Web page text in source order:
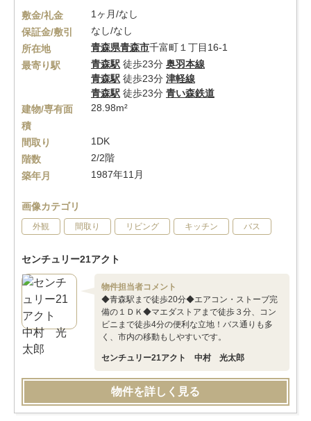
敷金/礼金
1ヶ月/なし
保証金/敷引
なし/なし
所在地
青森県青森市千富町１丁目16-1
最寄り駅
青森駅 徒歩23分 奥羽本線
青森駅 徒歩23分 津軽線
青森駅 徒歩23分 青い森鉄道
建物/専有面
積
28.98m²
間取り
1DK
階数
2/2階
築年月
1987年11月
画像カテゴリ
外観 間取り リビング キッチン バス
センチュリー21アクト
物件担当者コメント
◆青森駅まで徒歩20分◆エアコン・ストーブ完
備の１ＤＫ◆マエダストアまで徒歩３分、コン
ビニまで徒歩4分の便利な立地！バス通りも多
く、市内の移動もしやすいです。
センチュリー21アクト 中村 光太郎
物件を詳しく見る